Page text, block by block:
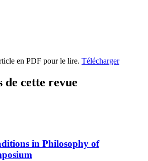
en PDF pour le lire. Télécharger
cette revue
in Philosophy of